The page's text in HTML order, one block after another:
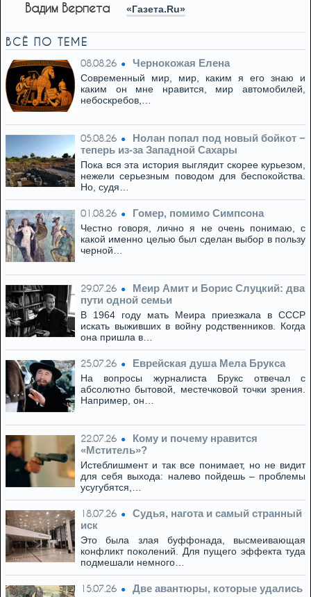
Вадим Верпета «Газета.Ru»
ВСЁ ПО ТЕМЕ
08.08.26 Чернокожая Елена
Современный мир, мир, каким я его знаю и
каким он мне нравится, мир автомобилей,
небоскребов,…
05.08.26
Нолан попал под новый бойкот −
теперь из‑за Западной Сахары
Пока вся эта история выглядит скорее курьезом,
нежели серьезным поводом для беспокойства.
Но, судя…
01.08.26 Гомер, помимо Симпсона
Честно говоря, лично я не очень понимаю, с
какой именно целью был сделан выбор в пользу
черной…
29.07.26
Меир Амит и Борис Слуцкий: два
пути одной семьи
В 1964 году мать Меира приезжала в СССР
искать выживших в войну родственников. Когда
она пришла в…
25.07.26 Eвpeйская душа Мела Брукса
На вопросы журналиста Брукс отвечал с
абсолютно бытовой, местечковой точки зрения.
Например, он…
22.07.26
Кому и почему нравится
«Мститель»?
Истеблишмент и так все понимает, но не видит
для себя выхода: налево пойдешь – проблемы
усугубятся,…
18.07.26
Cудья, нагота и самый странный
иск
Это была злая буффонада, высмеивающая
конфликт поколений. Для пущего эффекта туда
подмешали немного…
15.07.26 Две авантюры, которые удались